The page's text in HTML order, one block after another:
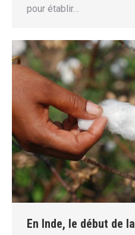
pour établir…
En Inde, le début de